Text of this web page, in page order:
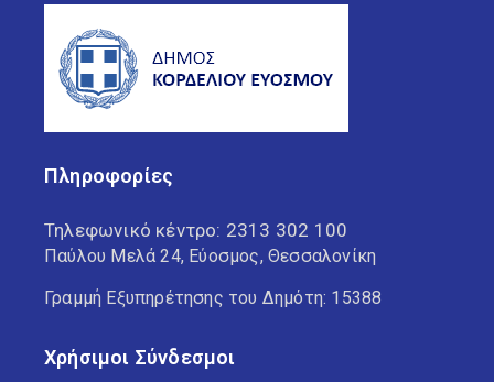
Πληροφορίες
Τηλεφωνικό κέντρο: 2313 302 100
Παύλου Μελά 24, Εύοσμος, Θεσσαλονίκη
Γραμμή Εξυπηρέτησης του Δημότη: 15388
Χρήσιμοι Σύνδεσμοι